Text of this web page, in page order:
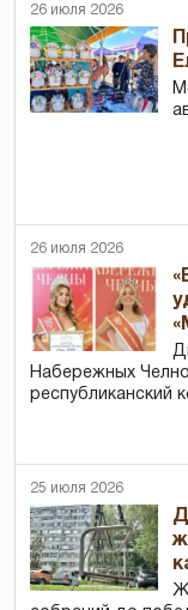
26 июля 2026
26 июля 2026
Набережных
республиканский
25 июля 2026